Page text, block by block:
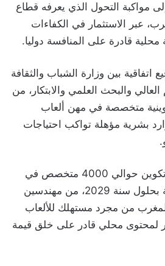
مواكبة التحول الذي يعرفه قطاع
عبر الاستثمار في الكفاءات
محلية قادرة على المنافسة دوليا.
اتفاقية بين وزارة الشباب والثقافة
العالي والبحث العلمي والابتكار، من
متخصصة في مهن ألعاب
بشرية مؤهلة تواكب احتياجات
ويستهدف هذا البرنامج تكوين حوالي 4000 متخصص في
مجال الألعاب الإلكترونية بحلول سنة 2029، من مهندسين
المغرب من مجرد مستهلك للألعاب
لمحتوى محلي قادر على خلق قيمة